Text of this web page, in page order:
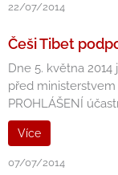
22/07/2014
Češi Tibet
Dne 5. května
před
PROHLÁŠENÍ
Více
07/07/2014